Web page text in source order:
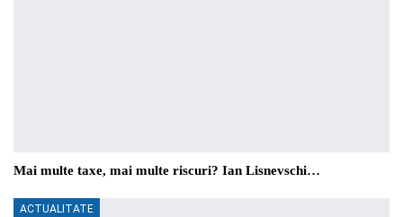
Mai multe taxe, mai multe riscuri? Ian Lisnevschi…
ACTUALITATE